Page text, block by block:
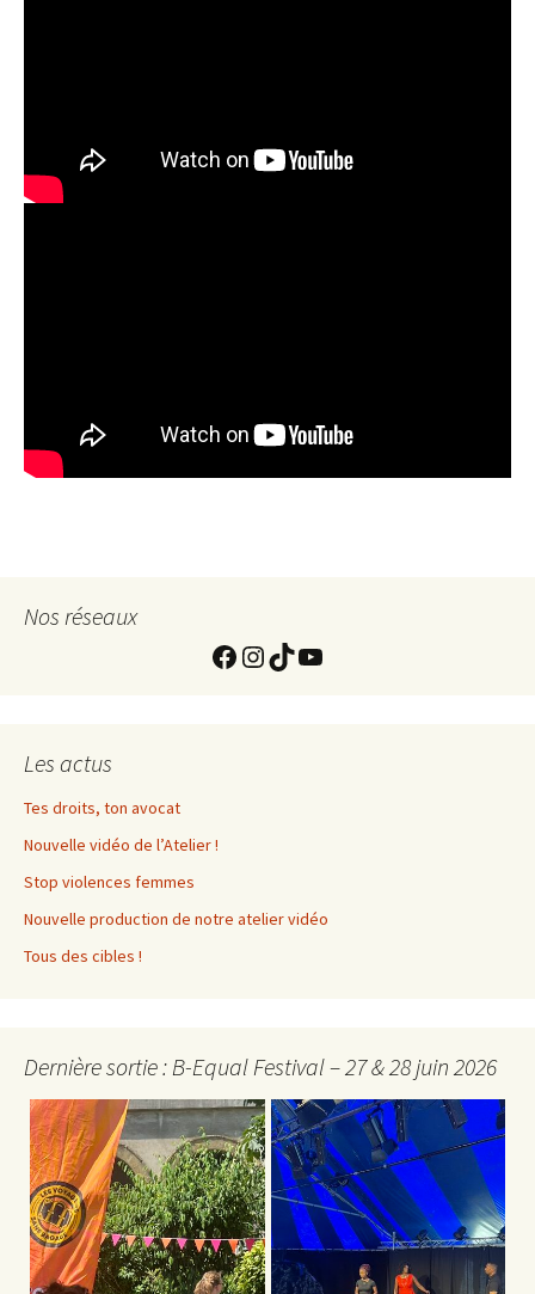
Nos réseaux
https://
Instagram
TikTokYouTube
Les actus
Tes droits, ton avocat
Nouvelle vidéo de l’Atelier !
Stop violences femmes
Nouvelle production de notre atelier vidéo
Tous des cibles !
Dernière sortie : B-Equal Festival – 27 & 28 juin 2026